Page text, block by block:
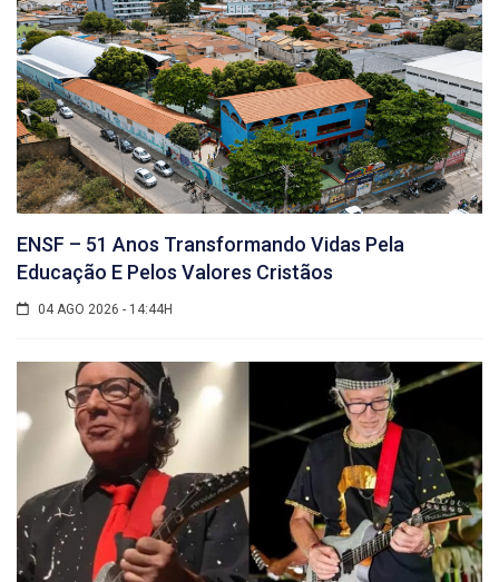
ENSF – 51 Anos Transformando Vidas Pela
Educação E Pelos Valores Cristãos
04 AGO 2026 - 14:44H